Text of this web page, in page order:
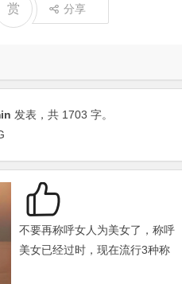
赏 分享
发表，共 1703 字。
不要再称呼女人为美女了，称呼
美女已经过时，现在流行3种称